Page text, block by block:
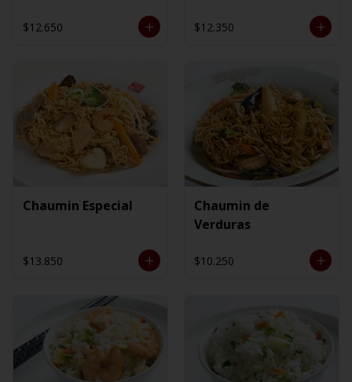
$12.650 $12.350
Chaumin Especial
$13.850
Chaumin de
Verduras
$10.250